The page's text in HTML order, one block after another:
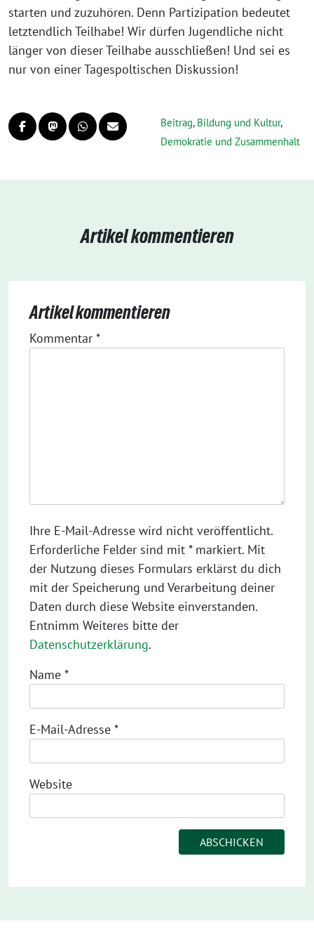
starten und zuzuhören. Denn Partizipation bedeutet
letztendlich Teilhabe! Wir dürfen Jugendliche nicht
länger von dieser Teilhabe ausschließen! Und sei es
nur von einer Tagespoltischen Diskussion!
Beitrag, Bildung und Kultur,
Demokratie und Zusammenhalt
Artikel kommentieren
Artikel kommentieren
Kommentar *
Ihre E-Mail-Adresse wird nicht veröffentlicht.
Erforderliche Felder sind mit * markiert. Mit
der Nutzung dieses Formulars erklärst du dich
mit der Speicherung und Verarbeitung deiner
Daten durch diese Website einverstanden.
Entnimm Weiteres bitte der
Datenschutzerklärung.
Name *
E-Mail-Adresse *
Website